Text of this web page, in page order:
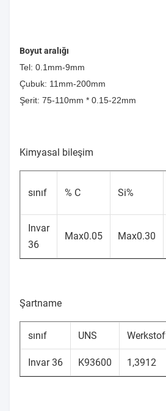
Boyut aralığı
Tel: 0.1mm-9mm
Çubuk: 11mm-200mm
Şerit: 75-110mm * 0.15-22mm
Kimyasal bileşim
sınıf % C Si%
Invar
36
Max0.05 Max0.30
Şartname
sınıf UNS
Invar 36 K93600 1,3912